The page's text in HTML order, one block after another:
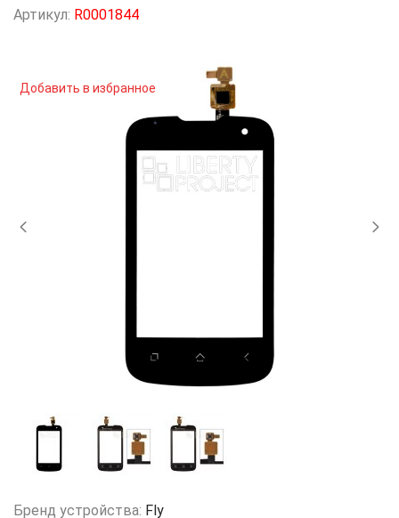
Артикул: R0001844
Добавить в избранное
Бренд устройства: Fly